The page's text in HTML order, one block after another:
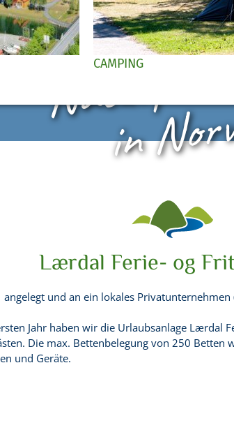
CAMPING
in
Lærdal Ferie- og
und an ein lokales
Jahr haben wir die Urlaubsanlage
Die max. Bettenbelegung von 250
und Geräte.